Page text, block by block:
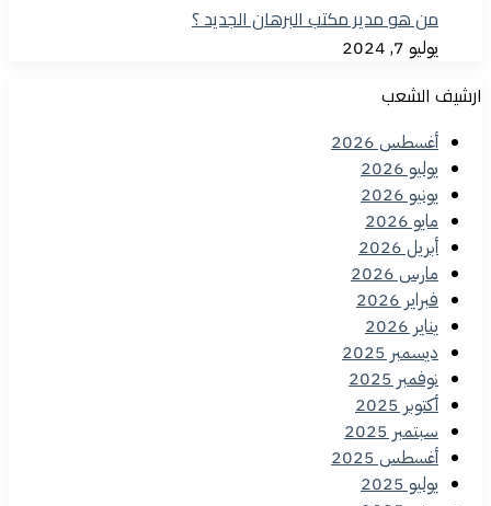
من هو مدير مكتب البرهان الجديد ؟
يوليو 7, 2024
ارشيف الشعب
أغسطس 2026
يوليو 2026
يونيو 2026
مايو 2026
أبريل 2026
مارس 2026
فبراير 2026
يناير 2026
ديسمبر 2025
نوفمبر 2025
أكتوبر 2025
سبتمبر 2025
أغسطس 2025
يوليو 2025